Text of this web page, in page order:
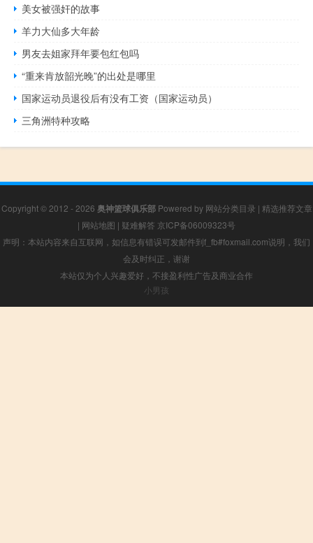
美女被强奸的故事
羊力大仙多大年龄
男友去姐家拜年要包红包吗
“重来肯放韶光晚”的出处是哪里
国家运动员退役后有没有工资（国家运动员）
三角洲特种攻略
Copyright © 2012 - 2026 奥神篮球俱乐部Powered by 网站分类目录 | 精选推荐文章
| 网站地图 | 疑难解答 京ICP备06009323号
声明：本站内容来自互联网，如信息有错误可发邮件到f_fb#foxmail.com说明，我们
会及时纠正，谢谢
本站仅为个人兴趣爱好，不接盈利性广告及商业合作
小男孩